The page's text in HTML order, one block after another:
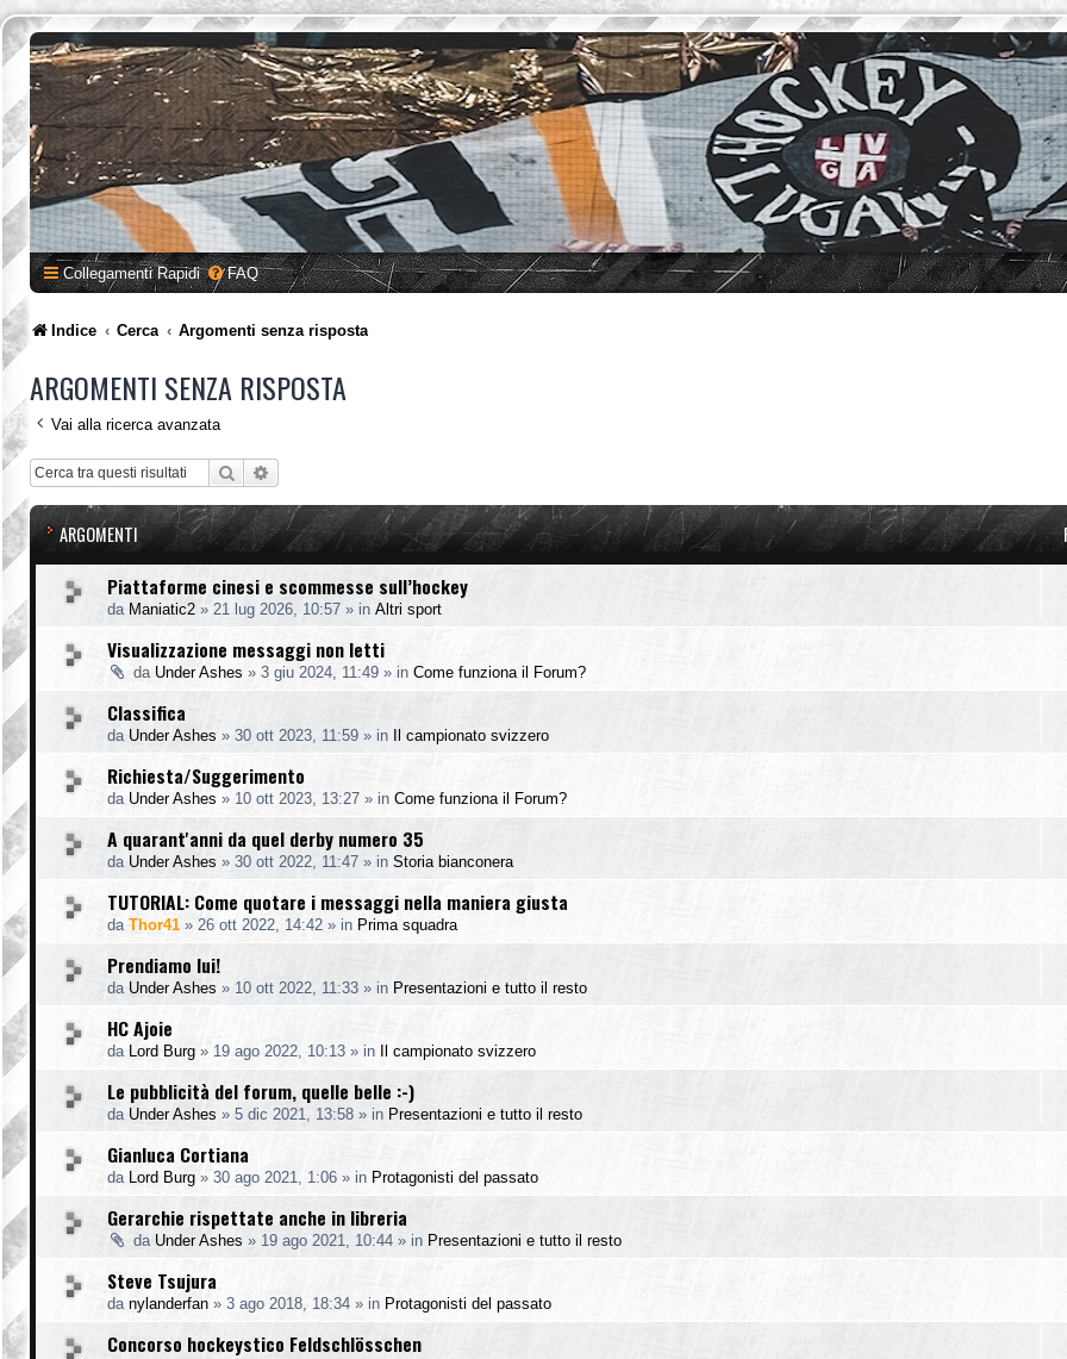
Collegamenti Rapidi FAQ
Indice Cerca Argomenti senza risposta
ARGOMENTI SENZA RISPOSTA
Vai alla ricerca avanzata
Cerca
ARGOMENTI
Piattaforme cinesi e scommesse sull’hockey
da Maniatic2 » 21 lug 2026, 10:57 » in Altri sport
Visualizzazione messaggi non letti
da Under Ashes » 3 giu 2024, 11:49 » in Come funziona il Forum?
Classifica
da Under Ashes » 30 ott 2023, 11:59 » in Il campionato svizzero
Richiesta/Suggerimento
da Under Ashes » 10 ott 2023, 13:27 » in Come funziona il Forum?
A quarant'anni da quel derby numero 35
da Under Ashes » 30 ott 2022, 11:47 » in Storia bianconera
TUTORIAL: Come quotare i messaggi nella maniera giusta
da Thor41 » 26 ott 2022, 14:42 » in Prima squadra
Prendiamo lui!
da Under Ashes » 10 ott 2022, 11:33 » in Presentazioni e tutto il resto
HC Ajoie
da Lord Burg » 19 ago 2022, 10:13 » in Il campionato svizzero
Le pubblicità del forum, quelle belle :-)
da Under Ashes » 5 dic 2021, 13:58 » in Presentazioni e tutto il resto
Gianluca Cortiana
da Lord Burg » 30 ago 2021, 1:06 » in Protagonisti del passato
Gerarchie rispettate anche in libreria
da Under Ashes » 19 ago 2021, 10:44 » in Presentazioni e tutto il resto
Steve Tsujura
da nylanderfan » 3 ago 2018, 18:34 » in Protagonisti del passato
Concorso hockeystico Feldschlösschen